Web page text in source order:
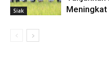
Siak
Meningkat